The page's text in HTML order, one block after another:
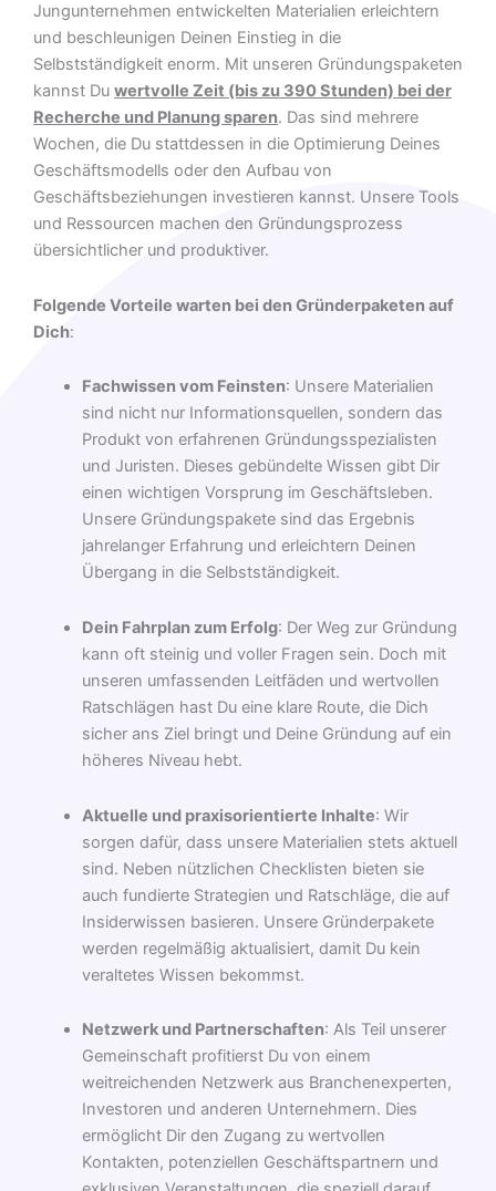
Jungunternehmen entwickelten Materialien erleichtern
und beschleunigen Deinen Einstieg in die
Selbstständigkeit enorm. Mit unseren Gründungspaketen
kannst Du wertvolle Zeit (bis zu 390 Stunden) bei der
Recherche und Planung sparen. Das sind mehrere
Wochen, die Du stattdessen in die Optimierung Deines
Geschäftsmodells oder den Aufbau von
Geschäftsbeziehungen investieren kannst. Unsere Tools
und Ressourcen machen den Gründungsprozess
übersichtlicher und produktiver.
Folgende Vorteile warten bei den Gründerpaketen auf
Dich:
Fachwissen vom Feinsten: Unsere Materialien
sind nicht nur Informationsquellen, sondern das
Produkt von erfahrenen Gründungsspezialisten
und Juristen. Dieses gebündelte Wissen gibt Dir
einen wichtigen Vorsprung im Geschäftsleben.
Unsere Gründungspakete sind das Ergebnis
jahrelanger Erfahrung und erleichtern Deinen
Übergang in die Selbstständigkeit.
Dein Fahrplan zum Erfolg: Der Weg zur Gründung
kann oft steinig und voller Fragen sein. Doch mit
unseren umfassenden Leitfäden und wertvollen
Ratschlägen hast Du eine klare Route, die Dich
sicher ans Ziel bringt und Deine Gründung auf ein
höheres Niveau hebt.
Aktuelle und praxisorientierte Inhalte: Wir
sorgen dafür, dass unsere Materialien stets aktuell
sind. Neben nützlichen Checklisten bieten sie
auch fundierte Strategien und Ratschläge, die auf
Insiderwissen basieren. Unsere Gründerpakete
werden regelmäßig aktualisiert, damit Du kein
veraltetes Wissen bekommst.
Netzwerk und Partnerschaften: Als Teil unserer
Gemeinschaft profitierst Du von einem
weitreichenden Netzwerk aus Branchenexperten,
Investoren und anderen Unternehmern. Dies
ermöglicht Dir den Zugang zu wertvollen
Kontakten, potenziellen Geschäftspartnern und